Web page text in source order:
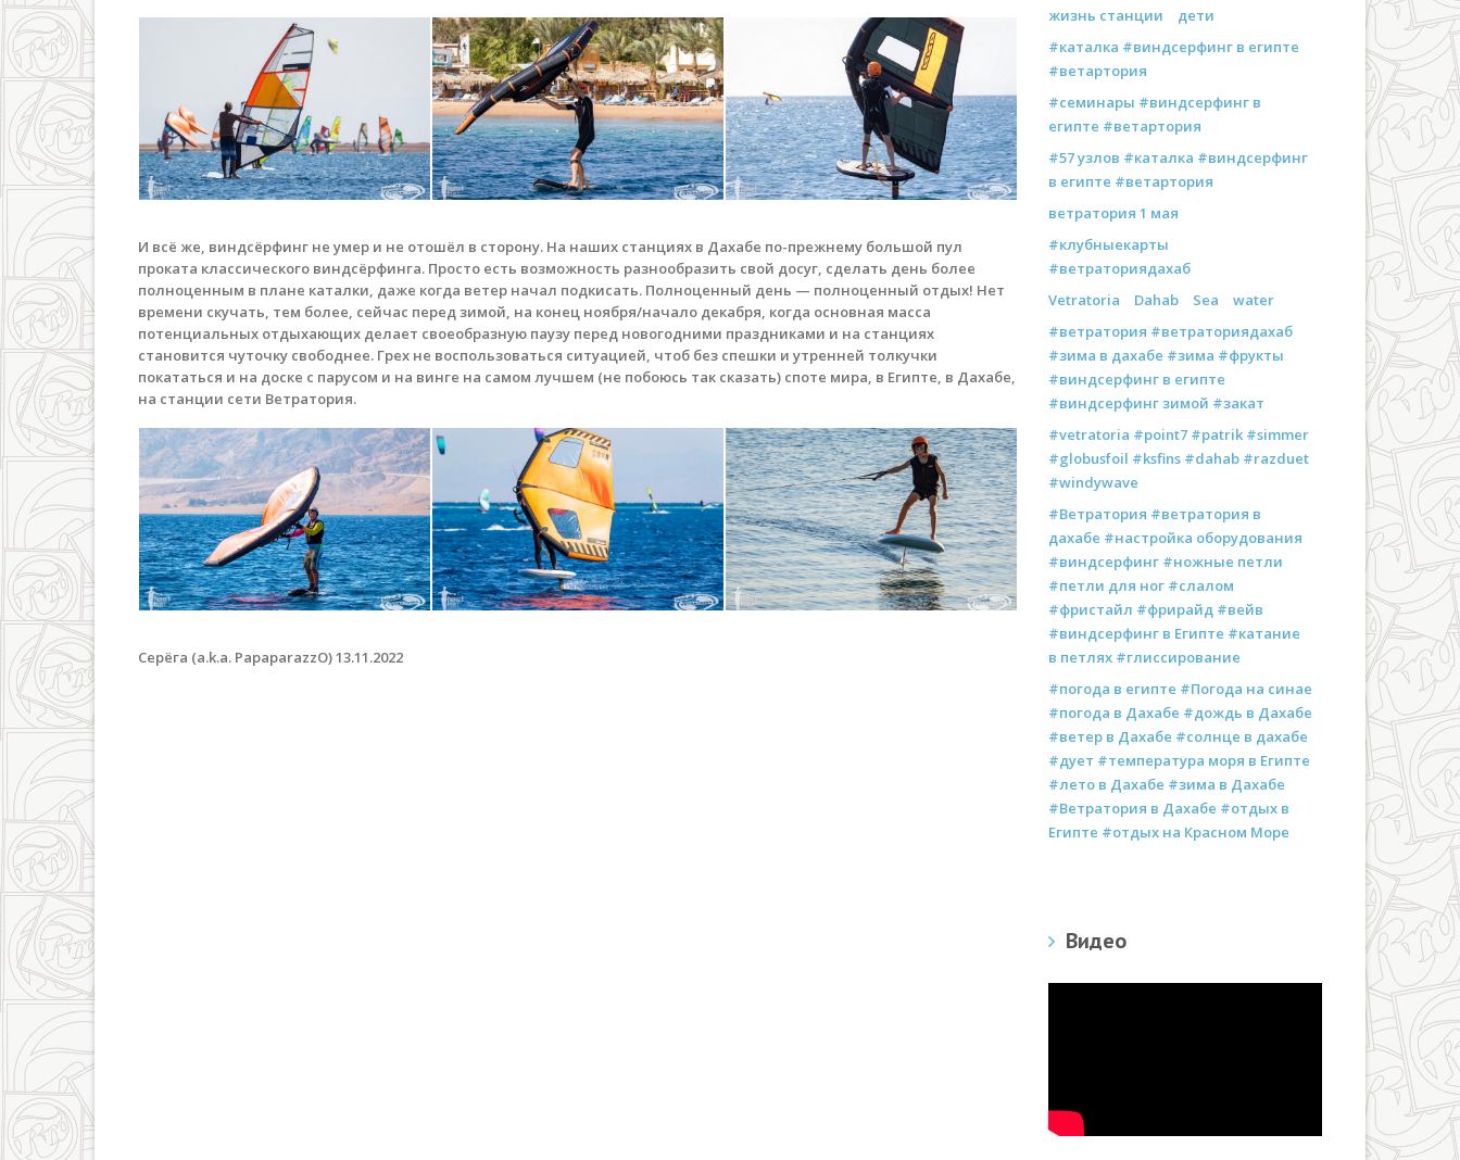
И всё же, виндсёрфинг не умер и не отошёл в сторону. На наших станциях в Дахабе по-прежнему большой пул
проката классического виндсёрфинга. Просто есть возможность разнообразить свой досуг, сделать день более
полноценным в плане каталки, даже когда ветер начал подкисать. Полноценный день — полноценный отдых! Нет
времени скучать, тем более, сейчас перед зимой, на конец ноября/начало декабря, когда основная масса
потенциальных отдыхающих делает своеобразную паузу перед новогодними праздниками и на станциях
становится чуточку свободнее. Грех не воспользоваться ситуацией, чтоб без спешки и утренней толкучки
покататься и на доске с парусом и на винге на самом лучшем (не побоюсь так сказать) споте мира, в Египте, в Дахабе,
на станции сети Ветратория.
Серёга (a.k.a. PapaparazzO) 13.11.2022
жизнь станции
дети
#каталка #виндсерфинг в египте
#ветартория
#семинары #виндсерфинг в
египте #ветартория
#57 узлов #каталка #виндсерфинг
в египте #ветартория
ветратория 1 мая
#клубныекарты
#ветраториядахаб
Vetratoria
Dahab Sea
water
#ветратория #ветраториядахаб
#зима в дахабе #зима #фрукты
#виндсерфинг в египте
#виндсерфинг зимой #закат
#vetratoria #point7 #patrik #simmer
#globusfoil #ksfins #dahab #razduet
#windywave
#Ветратория #ветратория в
дахабе #настройка оборудования
#виндсерфинг #ножные петли
#петли для ног #слалом
#фристайл #фрирайд #вейв
#виндсерфинг в Египте #катание
в петлях #глиссирование
#погода в египте #Погода на синае
#погода в Дахабе #дождь в Дахабе
#ветер в Дахабе #солнце в дахабе
#дует #температура моря в Египте
#лето в Дахабе #зима в Дахабе
#Ветратория в Дахабе #отдых в
Египте #отдых на Красном Море
Видео